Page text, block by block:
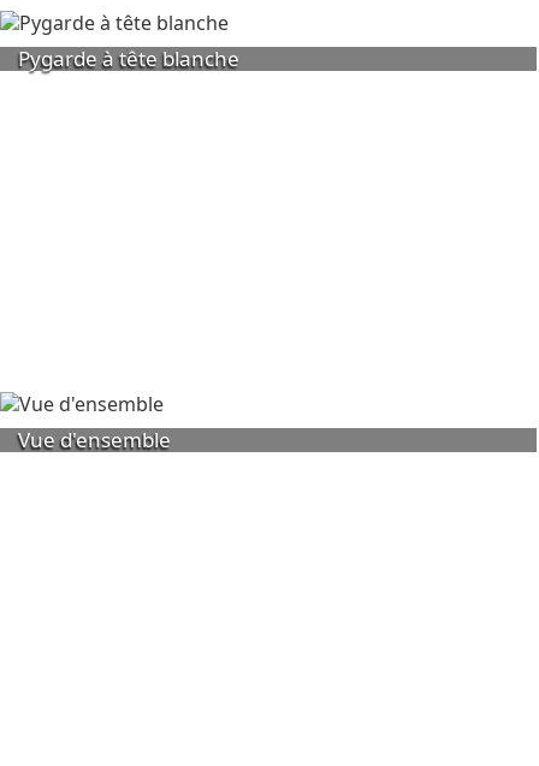
Pygarde à tête blanche
Vue d'ensemble